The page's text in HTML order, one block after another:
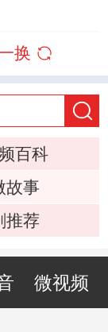
换
百科
故事
推荐
微视频